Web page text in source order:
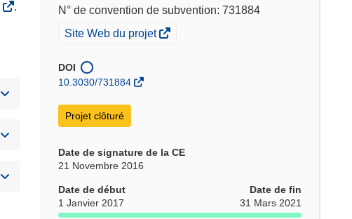
N° de convention de subvention: 731884
(s’ouvre
nouvelle
fenêtre)
Site Web du projet
DOI
10.3030/731884
Projet clôturé
Date de signature de la CE
21 Novembre 2016
Date de début
1 Janvier 2017
Date de fin
31 Mars 2021
.